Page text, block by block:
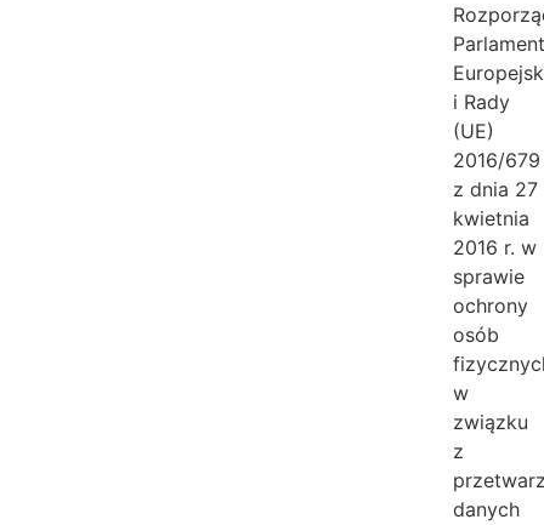
i Rady
(UE)
2016/679
z dnia 27
kwietnia
2016 r. w
sprawie
ochrony
osób
w
związku
z
danych